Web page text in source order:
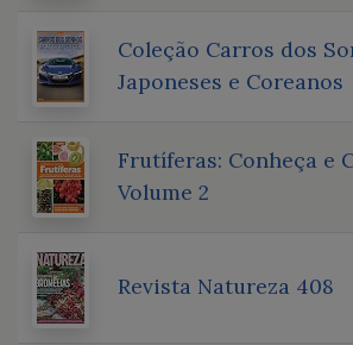
Coleção Carros dos
Japoneses e Coreanos
Frutíferas: Conheça e
Volume 2
Revista Natureza 408